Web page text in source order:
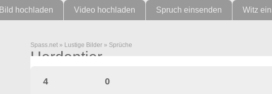
Bild hochladen Video hochladen Spruch einsenden Witz
Spass.net » Lustige Bilder » Sprüche
Herdentier
4 0